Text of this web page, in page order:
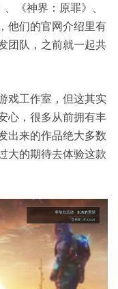
《神界：原罪》、
他们的官网介绍里有
团队，之前就一起共
戏工作室，但这其实
心，很多从前拥有丰
出来的作品绝大多数
大的期待去体验这款